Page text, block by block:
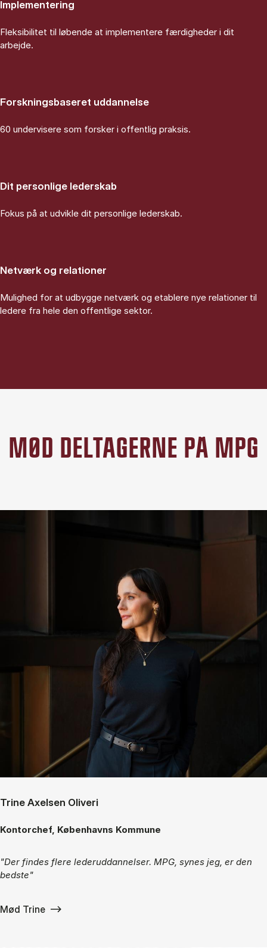
Implementering
Fleksibilitet til løbende at implementere færdigheder i dit
arbejde.
Forskningsbaseret uddannelse
60 undervisere som forsker i offentlig praksis.
Dit personlige lederskab
Fokus på at udvikle dit personlige lederskab.
Netværk og relationer
Mulighed for at udbygge netværk og etablere nye relationer til
ledere fra hele den offentlige sektor.
MØD DELTAGERNE PÅ MPG
Trine Axelsen Oliveri
Kontorchef, Københavns Kommune
"Der findes flere lederuddannelser. MPG, synes jeg, er den
bedste"
Mød Trine